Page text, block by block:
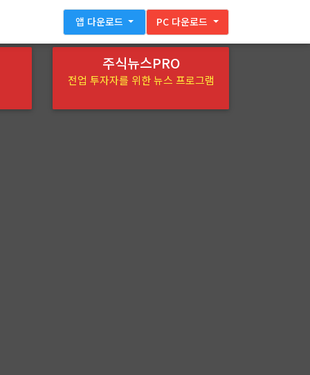
앱 다운로드 PC 다운로드
주식뉴스PRO
전업 투자자를 위한 뉴스 프로그램